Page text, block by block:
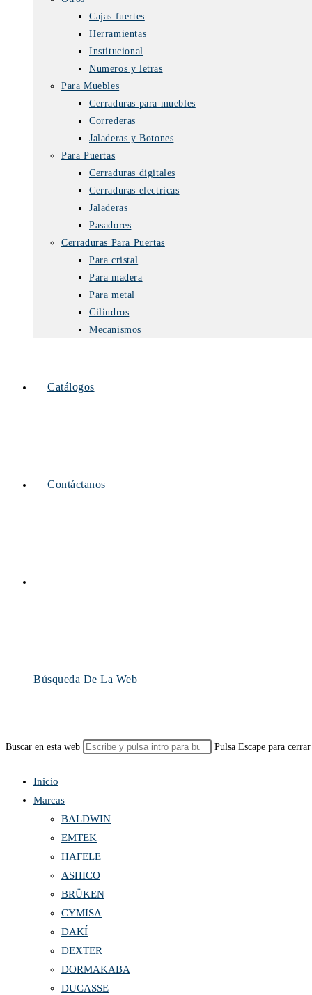
Cajas fuertes
Herramientas
Institucional
Numeros y letras
Para Muebles
Cerraduras para muebles
Correderas
Jaladeras y Botones
Para Puertas
Cerraduras digitales
Cerraduras electricas
Jaladeras
Pasadores
Cerraduras Para Puertas
Para cristal
Para madera
Para metal
Cilindros
Mecanismos
Catálogos
Contáctanos
Búsqueda De La Web
Buscar en esta web Pulsa Escape para
Inicio
Marcas
BALDWIN
EMTEK
HAFELE
ASHICO
BRÜKEN
CYMISA
DAKÍ
DEXTER
DORMAKABA
DUCASSE